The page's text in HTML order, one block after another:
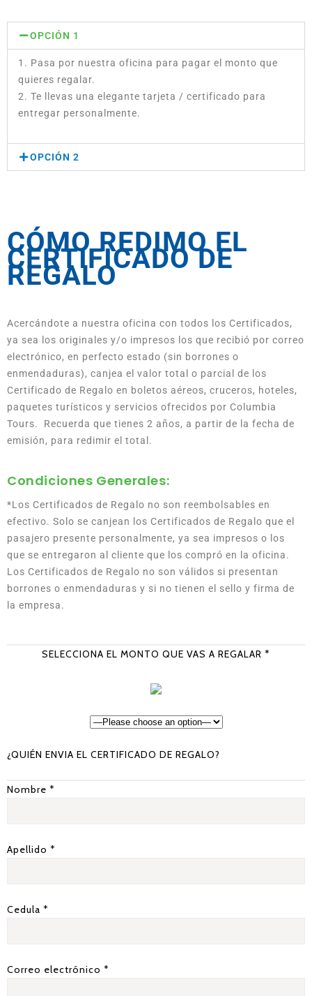
OPCIÓN 1
1. Pasa por nuestra oficina para pagar el monto que
quieres regalar.
2. Te llevas una elegante tarjeta / certificado para
entregar personalmente.
OPCIÓN 2
CÓMO REDIMO EL
CERTIFICADO DE
REGALO
Acercándote a nuestra oficina con todos los Certificados,
ya sea los originales y/o impresos los que recibió por correo
electrónico, en perfecto estado (sin borrones o
enmendaduras), canjea el valor total o parcial de los
Certificado de Regalo en boletos aéreos, cruceros, hoteles,
paquetes turísticos y servicios ofrecidos por Columbia
Tours. Recuerda que tienes 2 años, a partir de la fecha de
emisión, para redimir el total.
Condiciones Generales:
*Los Certificados de Regalo no son reembolsables en
efectivo. Solo se canjean los Certificados de Regalo que el
pasajero presente personalmente, ya sea impresos o los
que se entregaron al cliente que los compró en la oficina.
Los Certificados de Regalo no son válidos si presentan
borrones o enmendaduras y si no tienen el sello y firma de
la empresa.
SELECCIONA EL MONTO QUE VAS A REGALAR *
¿QUIÉN ENVIA EL CERTIFICADO DE REGALO?
Nombre *
Apellido *
Cedula *
Correo electrónico *